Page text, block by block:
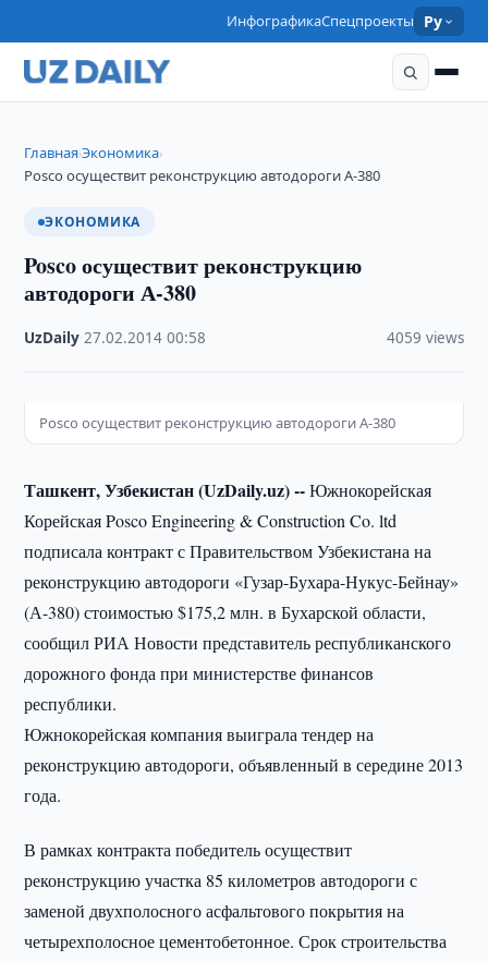
ИнфографикаСпецпроекты Ру
Главная›Экономика›
Posco осуществит реконструкцию автодороги А-380
ЭКОНОМИКА
Posco осуществит реконструкцию
автодороги А-380
UzDaily ·27.02.2014 ·00:58 4059 views
Posco осуществит реконструкцию автодороги А-380
Ташкент, Узбекистан (UzDaily.uz) --Южнокорейская
Корейская Posco Engineering & Construction Co. ltd
подписала контракт с Правительством Узбекистана на
реконструкцию автодороги «Гузар-Бухара-Нукус-Бейнау»
(А-380) стоимостью $175,2 млн. в Бухарской области,
сообщил РИА Новости представитель республиканского
дорожного фонда при министерстве финансов
республики.
Южнокорейская компания выиграла тендер на
реконструкцию автодороги, объявленный в середине 2013
года.
В рамках контракта победитель осуществит
реконструкцию участка 85 километров автодороги с
заменой двухполосного асфальтового покрытия на
четырехполосное цементобетонное. Срок строительства